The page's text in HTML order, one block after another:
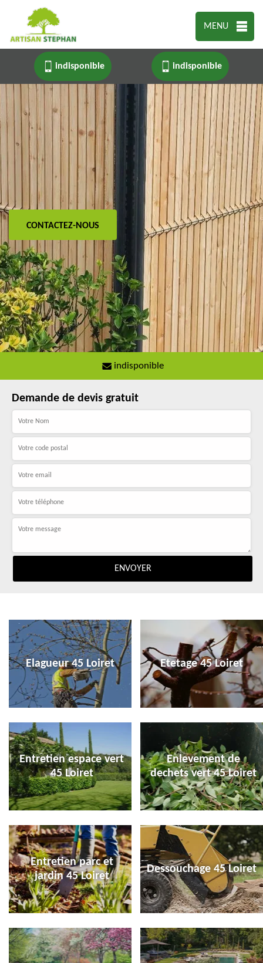
MENU
indisponible indisponible
CONTACTEZ-NOUS
indisponible
Demande de devis gratuit
Elagueur 45 Loiret Etetage 45 Loiret
Entretien espace vert
45 Loiret
Enlevement de
dechets vert 45 Loiret
Entretien parc et
jardin 45 Loiret
Dessouchage 45 Loiret